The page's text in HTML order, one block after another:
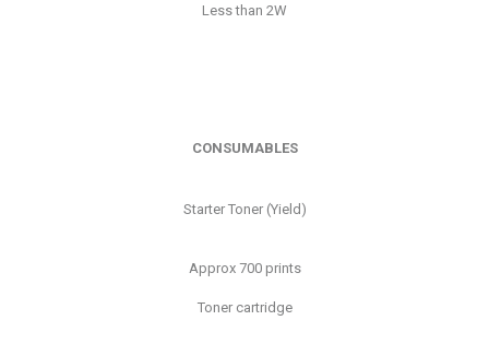
Less than 2W
CONSUMABLES
Starter Toner (Yield)
Approx 700 prints
Toner cartridge